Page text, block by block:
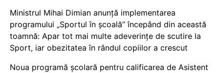
Ministrul Mihai Dimian anunță implementarea
programului „Sportul în școală” începând din această
toamnă: Apar tot mai multe adeverințe de scutire la
Sport, iar obezitatea în rândul copiilor a crescut
Noua programă școlară pentru calificarea de Asistent